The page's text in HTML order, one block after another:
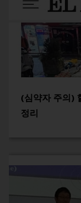
(심약자 주의)
정리